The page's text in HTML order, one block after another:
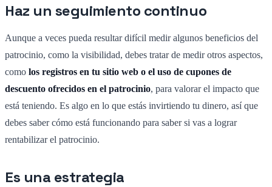
Haz un seguimiento continuo
Aunque a veces pueda resultar difícil medir algunos beneficios del
patrocinio, como la visibilidad, debes tratar de medir otros aspectos,
como los registros en tu sitio web o el uso de cupones de
descuento ofrecidos en el patrocinio, para valorar el impacto que
está teniendo. Es algo en lo que estás invirtiendo tu dinero, así que
debes saber cómo está funcionando para saber si vas a lograr
rentabilizar el patrocinio.
Es una estrategia